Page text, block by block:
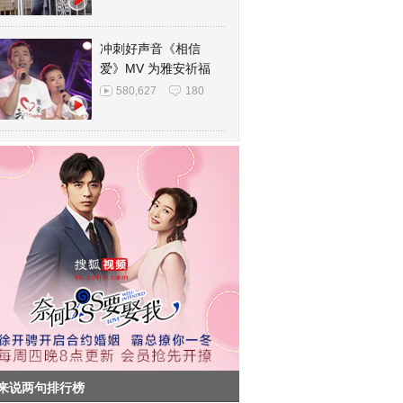
冲刺好声音《相信
爱》MV 为雅安祈福
580,627 180
说两句排行榜